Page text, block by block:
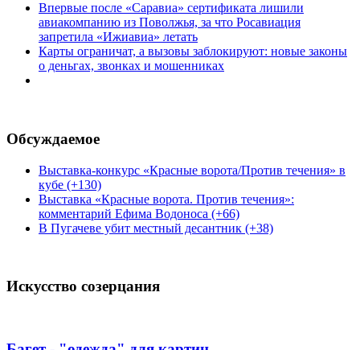
Впервые после «Саравиа» сертификата лишили
авиакомпанию из Поволжья, за что Росавиация
запретила «Ижиавиа» летать
Карты ограничат, а вызовы заблокируют: новые законы
о деньгах, звонках и мошенниках
Обсуждаемое
Выставка-конкурс «Красные ворота/Против течения» в
кубе (+130)
Выставка «Красные ворота. Против течения»:
комментарий Ефима Водоноса (+66)
В Пугачеве убит местный десантник (+38)
Искусство созерцания